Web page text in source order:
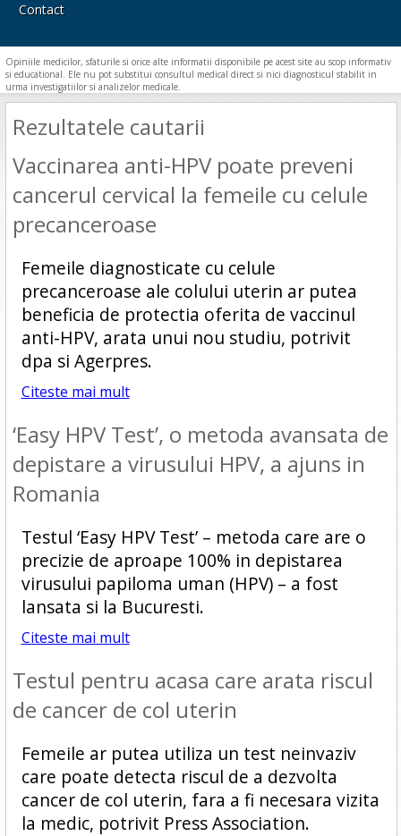
Contact
Opiniile medicilor, sfaturile si orice alte informatii disponibile pe acest site au scop informativ
si educational. Ele nu pot substitui consultul medical direct si nici diagnosticul stabilit in
urma investigatiilor si analizelor medicale.
Rezultatele cautarii
Vaccinarea anti-HPV poate preveni
cancerul cervical la femeile cu celule
precanceroase
Femeile diagnosticate cu celule
precanceroase ale colului uterin ar putea
beneficia de protectia oferita de vaccinul
anti-HPV, arata unui nou studiu, potrivit
dpa si Agerpres.
Citeste mai mult
‘Easy HPV Test’, o metoda avansata de
depistare a virusului HPV, a ajuns in
Romania
Testul ‘Easy HPV Test’ – metoda care are o
precizie de aproape 100% in depistarea
virusului papiloma uman (HPV) – a fost
lansata si la Bucuresti.
Citeste mai mult
Testul pentru acasa care arata riscul
de cancer de col uterin
Femeile ar putea utiliza un test neinvaziv
care poate detecta riscul de a dezvolta
cancer de col uterin, fara a fi necesara vizita
la medic, potrivit Press Association.